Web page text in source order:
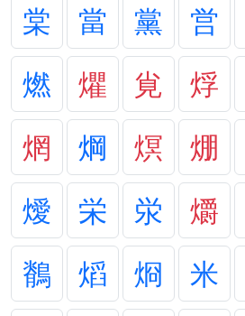
棠
當 黨 営
燃
爠 覍 烰
焹
焵 熐 焩
燰
栄 泶 爝
鶺
熖 烱 米